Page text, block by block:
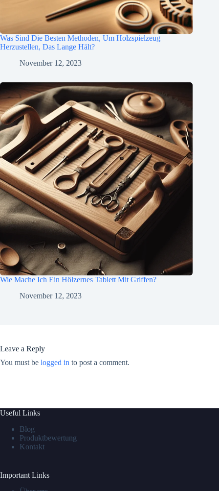
Was Sind Die Besten Methoden, Um Holzspielzeug
Herzustellen, Das Lange Hält?
November 12, 2023
Wie Mache Ich Ein Hölzernes Tablett Mit Griffen?
November 12, 2023
Leave a Reply
You must be logged in to post a comment.
Useful Links
Blog
Produktbewertung
Kontakt
Important Links